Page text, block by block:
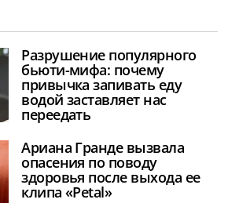
Разрушение популярного
бьюти-мифа: почему
привычка запивать еду
водой заставляет нас
переедать
Ариана Гранде вызвала
опасения по поводу
здоровья после выхода ее
клипа «Petal»